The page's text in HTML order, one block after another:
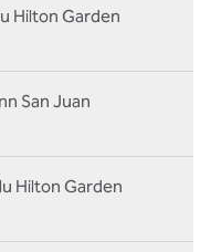
Hilton Garden
San Juan
Hilton Garden